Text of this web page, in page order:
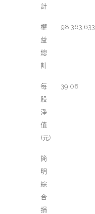
計
權
益
總
計
98,363,633
每
股
淨
值
(元)
39.08
簡
明
綜
合
損